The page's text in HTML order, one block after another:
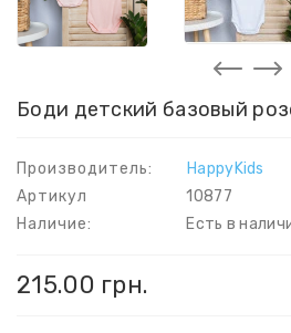
Боди детский базовый
Производитель:
HappyKids
Артикул
10877
Наличие:
Есть в
215.00 грн.